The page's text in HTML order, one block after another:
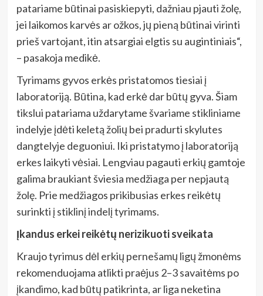
patariame būtinai pasiskiepyti, dažniau pjauti žolę,
jei laikomos karvės ar ožkos, jų pieną būtinai virinti
prieš vartojant, itin atsargiai elgtis su augintiniais“,
– pasakoja medikė.
Tyrimams gyvos erkės pristatomos tiesiai į
laboratoriją. Būtina, kad erkė dar būtų gyva. Šiam
tikslui patariama uždarytame švariame stikliniame
indelyje įdėti keletą žolių bei pradurti skylutes
dangtelyje deguoniui. Iki pristatymo į laboratoriją
erkes laikyti vėsiai. Lengviau pagauti erkių gamtoje
galima braukiant šviesia medžiaga per nepjautą
žolę. Prie medžiagos prikibusias erkes reikėtų
surinkti į stiklinį indelį tyrimams.
Įkandus erkei reikėtų nerizikuoti sveikata
Kraujo tyrimus dėl erkių pernešamų ligų žmonėms
rekomenduojama atlikti praėjus 2–3 savaitėms po
įkandimo, kad būtų patikrinta, ar liga neketina